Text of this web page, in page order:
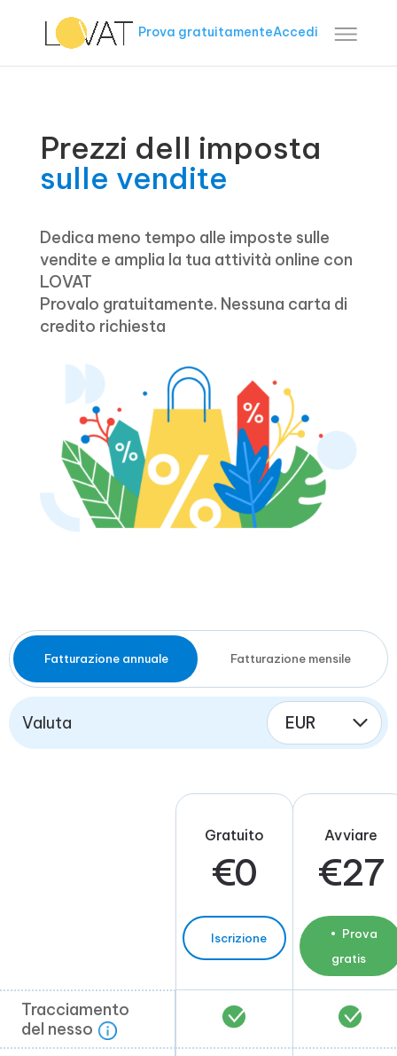
Prova gratuitamenteAccedi
Prezzi dell imposta
sulle vendite
Dedica meno tempo alle imposte sulle
vendite e amplia la tua attività online con
LOVAT
Provalo gratuitamente. Nessuna carta di
credito richiesta
Fatturazione annuale Fatturazione mensile
Valuta
Tracciamento
del nesso
Gratuito
€0
Iscrizione
Avviare
€27
Prova
gratis
Tracciamento
del nesso